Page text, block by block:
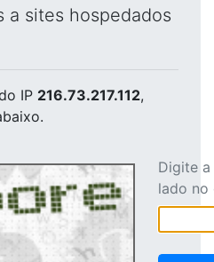
a sites hospedados
IP 216.73.217.112,
Digite
lado no